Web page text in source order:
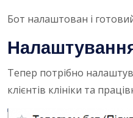
Бот налаштован і
Тепер потрібно
клієнтів клініки та